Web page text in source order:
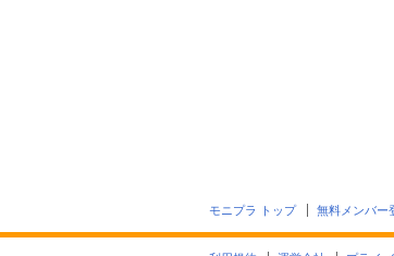
モニプラ トップ 無料メンバー